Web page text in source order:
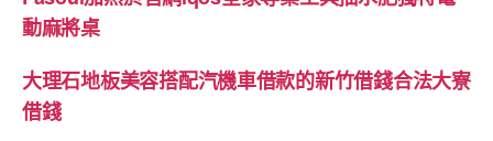
動麻將桌
大理石地板美容搭配汽機車借款的新竹借錢合法大寮
借錢